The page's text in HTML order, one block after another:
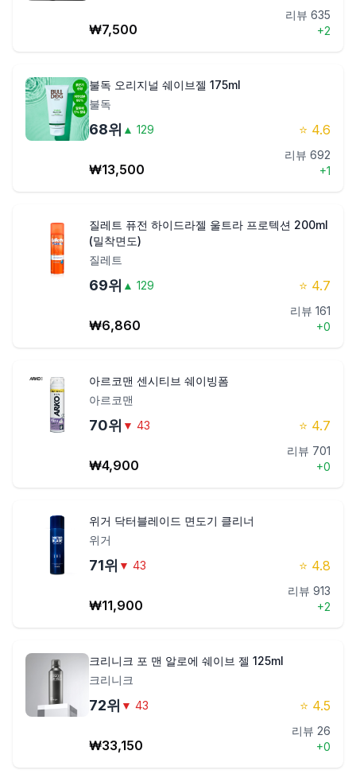
₩7,500
리뷰 635
+2
불독 오리지널 쉐이브젤 175ml
불독
68위 ▲ 129 ⭐ 4.6
₩13,500
리뷰 692
+1
질레트 퓨전 하이드라젤 울트라 프로텍션 200ml
(밀착면도)
질레트
69위 ▲ 129 ⭐ 4.7
₩6,860
리뷰 161
+0
아르코맨 센시티브 쉐이빙폼
아르코맨
70위 ▼ 43 ⭐ 4.7
₩4,900
리뷰 701
+0
위거 닥터블레이드 면도기 클리너
위거
71위 ▼ 43 ⭐ 4.8
₩11,900
리뷰 913
+2
크리니크 포 맨 알로에 쉐이브 젤 125ml
크리니크
72위 ▼ 43 ⭐ 4.5
₩33,150
리뷰 26
+0